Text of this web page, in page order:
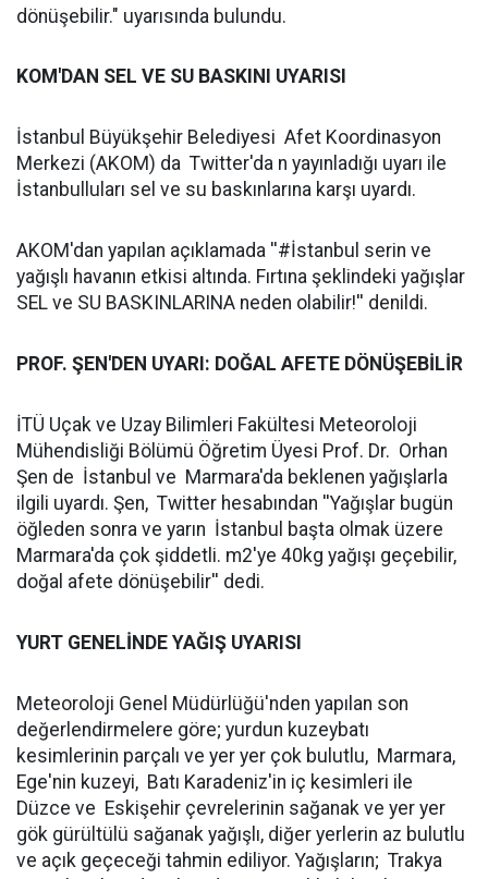
dönüşebilir." uyarısında bulundu.
KOM'DAN SEL VE SU BASKINI UYARISI
İstanbul Büyükşehir Belediyesi Afet Koordinasyon
Merkezi (AKOM) da Twitter'da n yayınladığı uyarı ile
İstanbulluları sel ve su baskınlarına karşı uyardı.
AKOM'dan yapılan açıklamada ''#İstanbul serin ve
yağışlı havanın etkisi altında. Fırtına şeklindeki yağışlar
SEL ve SU BASKINLARINA neden olabilir!'' denildi.
PROF. ŞEN'DEN UYARI: DOĞAL AFETE DÖNÜŞEBİLİR
İTÜ Uçak ve Uzay Bilimleri Fakültesi Meteoroloji
Mühendisliği Bölümü Öğretim Üyesi Prof. Dr. Orhan
Şen de İstanbul ve Marmara'da beklenen yağışlarla
ilgili uyardı. Şen, Twitter hesabından ''Yağışlar bugün
öğleden sonra ve yarın İstanbul başta olmak üzere
Marmara'da çok şiddetli. m2'ye 40kg yağışı geçebilir,
doğal afete dönüşebilir'' dedi.
YURT GENELİNDE YAĞIŞ UYARISI
Meteoroloji Genel Müdürlüğü'nden yapılan son
değerlendirmelere göre; yurdun kuzeybatı
kesimlerinin parçalı ve yer yer çok bulutlu, Marmara,
Ege'nin kuzeyi, Batı Karadeniz'in iç kesimleri ile
Düzce ve Eskişehir çevrelerinin sağanak ve yer yer
gök gürültülü sağanak yağışlı, diğer yerlerin az bulutlu
ve açık geçeceği tahmin ediliyor. Yağışların; Trakya